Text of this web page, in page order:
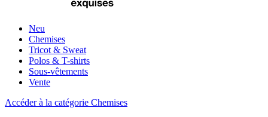
Neu
Chemises
Tricot & Sweat
Polos & T-shirts
Sous-vêtements
Vente
Accéder à la catégorie Chemises